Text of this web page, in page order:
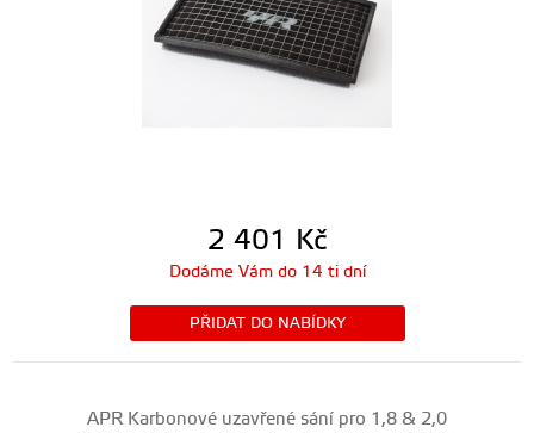
2 401 Kč
Dodáme Vám do 14 ti dní
PŘIDAT DO NABÍDKY
APR Karbonové uzavřené sání pro 1,8 & 2,0